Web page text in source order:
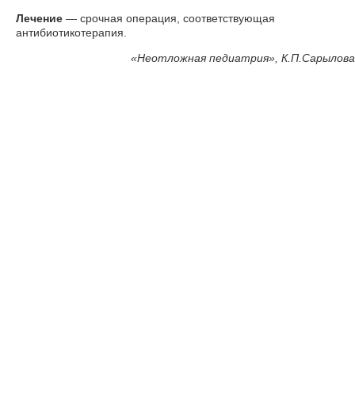
Лечение — срочная операция, соответствующая
антибиотикотерапия.
«Неотложная педиатрия», К.П.Сарылова